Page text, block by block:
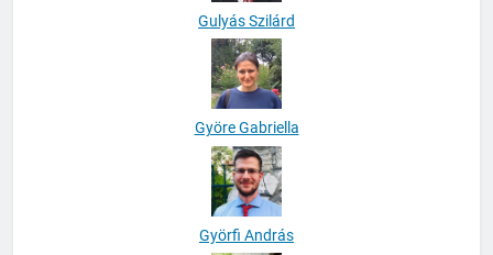
Gulyás Szilárd
Györe Gabriella
Györfi András